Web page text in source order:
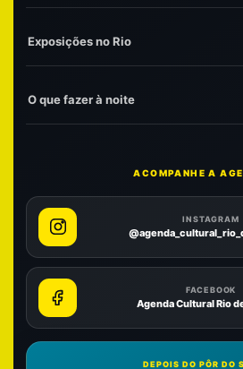
Exposições no Rio
O que fazer à noite
ACOMPANHE A
INSTAGRAM
FACEBOOK
Agenda Cultural Rio
DEPOIS DO PÔR DO